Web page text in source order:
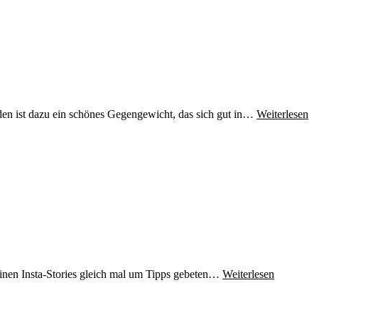
ist dazu ein schönes Gegengewicht, das sich gut in… Weiterlesen
Insta-Stories gleich mal um Tipps gebeten… Weiterlesen